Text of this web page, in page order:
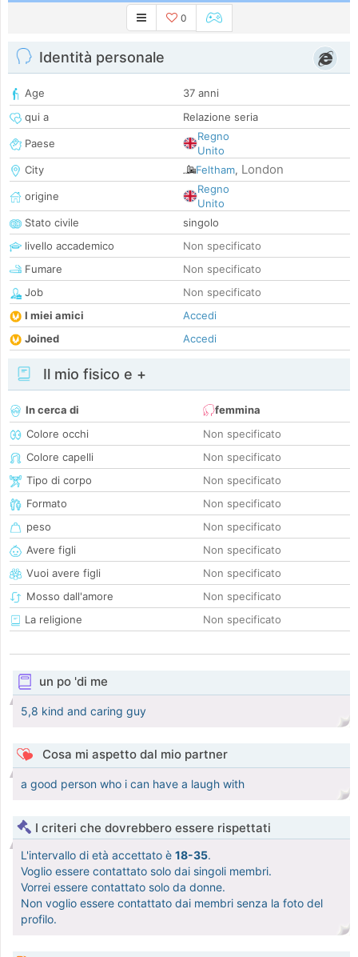
0
Identità personale
Age
37 anni
qui a
Relazione seria
Paese
Regno
Unito
City
Feltham, London
origine
Regno
Unito
Stato civile
singolo
livello accademico
Non specificato
Fumare
Non specificato
Job
Non specificato
I miei amici
Accedi
Joined
Accedi
Il mio fisico e +
In cerca di
femmina
Colore occhi
Non specificato
Colore capelli
Non specificato
Tipo di corpo
Non specificato
Formato
Non specificato
peso
Non specificato
Avere figli
Non specificato
Vuoi avere figli
Non specificato
Mosso dall'amore
Non specificato
La religione
Non specificato
un po 'di me
5,8 kind and caring guy
Cosa mi aspetto dal mio partner
a good person who i can have a laugh with
I criteri che dovrebbero essere rispettati
L'intervallo di età accettato è 18-35.
Voglio essere contattato solo dai singoli membri.
Vorrei essere contattato solo da donne.
Non voglio essere contattato dai membri senza la foto del
profilo.